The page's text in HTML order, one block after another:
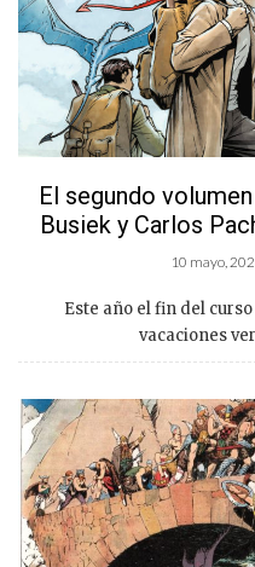
El segundo
Busiek y Carlos
10 mayo,
Este año el fin del
vacaciones